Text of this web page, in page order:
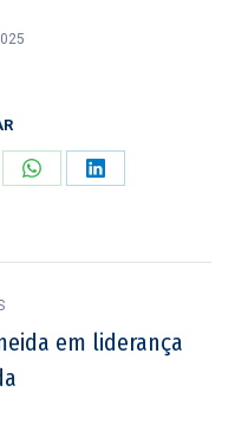
Share
Share
em liderança